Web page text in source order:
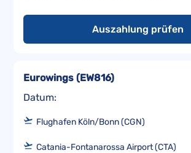
Auszahlung prüfen
Datum:
Eurowings (EW816)
Flughafen Köln/Bonn (CGN)
Catania-Fontanarossa Airport (CTA)